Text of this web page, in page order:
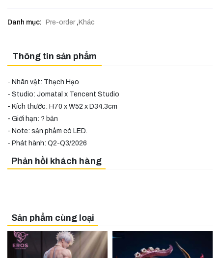
Danh mục: Pre-order,Khác
Thông tin sản phẩm
- Nhân vật: Thạch Hạo
- Studio: Jomatal x Tencent Studio
- Kích thước: H70 x W52 x D34.3cm
- Giới hạn: ? bản
- Note: sản phẩm có LED.
- Phát hành: Q2-Q3/2026
Phản hồi khách hàng
Sản phẩm cùng loại